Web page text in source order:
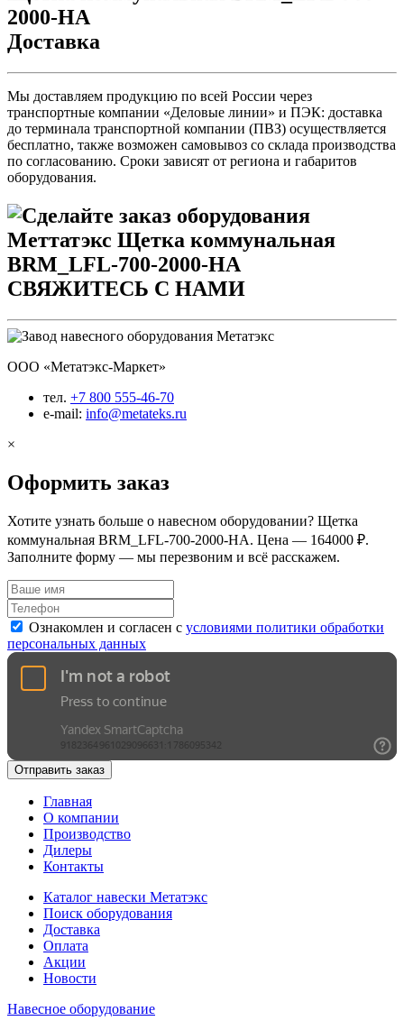
Доставка
Мы доставляем продукцию по всей России через
транспортные компании «Деловые линии» и ПЭК: доставка
до терминала транспортной компании (ПВЗ) осуществляется
бесплатно, также возможен самовывоз со склада производства
по согласованию. Сроки зависят от региона и габаритов
оборудования.
СВЯЖИТЕСЬ С НАМИ
ООО «Метатэкс-Маркет»
тел. +7 800 555-46-70
e-mail: info@metateks.ru
×
Оформить заказ
Хотите узнать больше о навесном оборудовании? Щетка
коммунальная BRM_LFL-700-2000-HA. Цена — 164000 ₽.
Заполните форму — мы перезвоним и всё расскажем.
Ознакомлен и согласен с условиями политики обработки
персональных данных
Отправить заказ
Главная
О компании
Производство
Дилеры
Контакты
Каталог навески Метатэкс
Поиск оборудования
Доставка
Оплата
Акции
Новости
Навесное оборудование